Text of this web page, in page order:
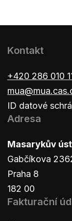
Kontakt
+420 286 010
ID datové
Adresa
Masarykův
Gabčíkova
Praha 8
182 00
Fakturační